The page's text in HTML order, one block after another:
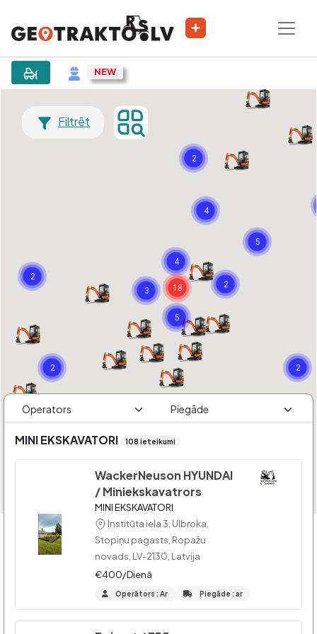
Filtrēt
18
5
4
2
5
2 2
3
4
2
2
MINI EKSKAVATORI 108 ieteikumi
WackerNeuson HYUNDAI
/ Miniekskavatrors
MINI EKSKAVATORI
Institūta iela 3, Ulbroka,
Stopiņu pagasts, Ropažu
novads, LV-2130, Latvija
€400/Dienā
Operātors : Ar Piegāde : ar